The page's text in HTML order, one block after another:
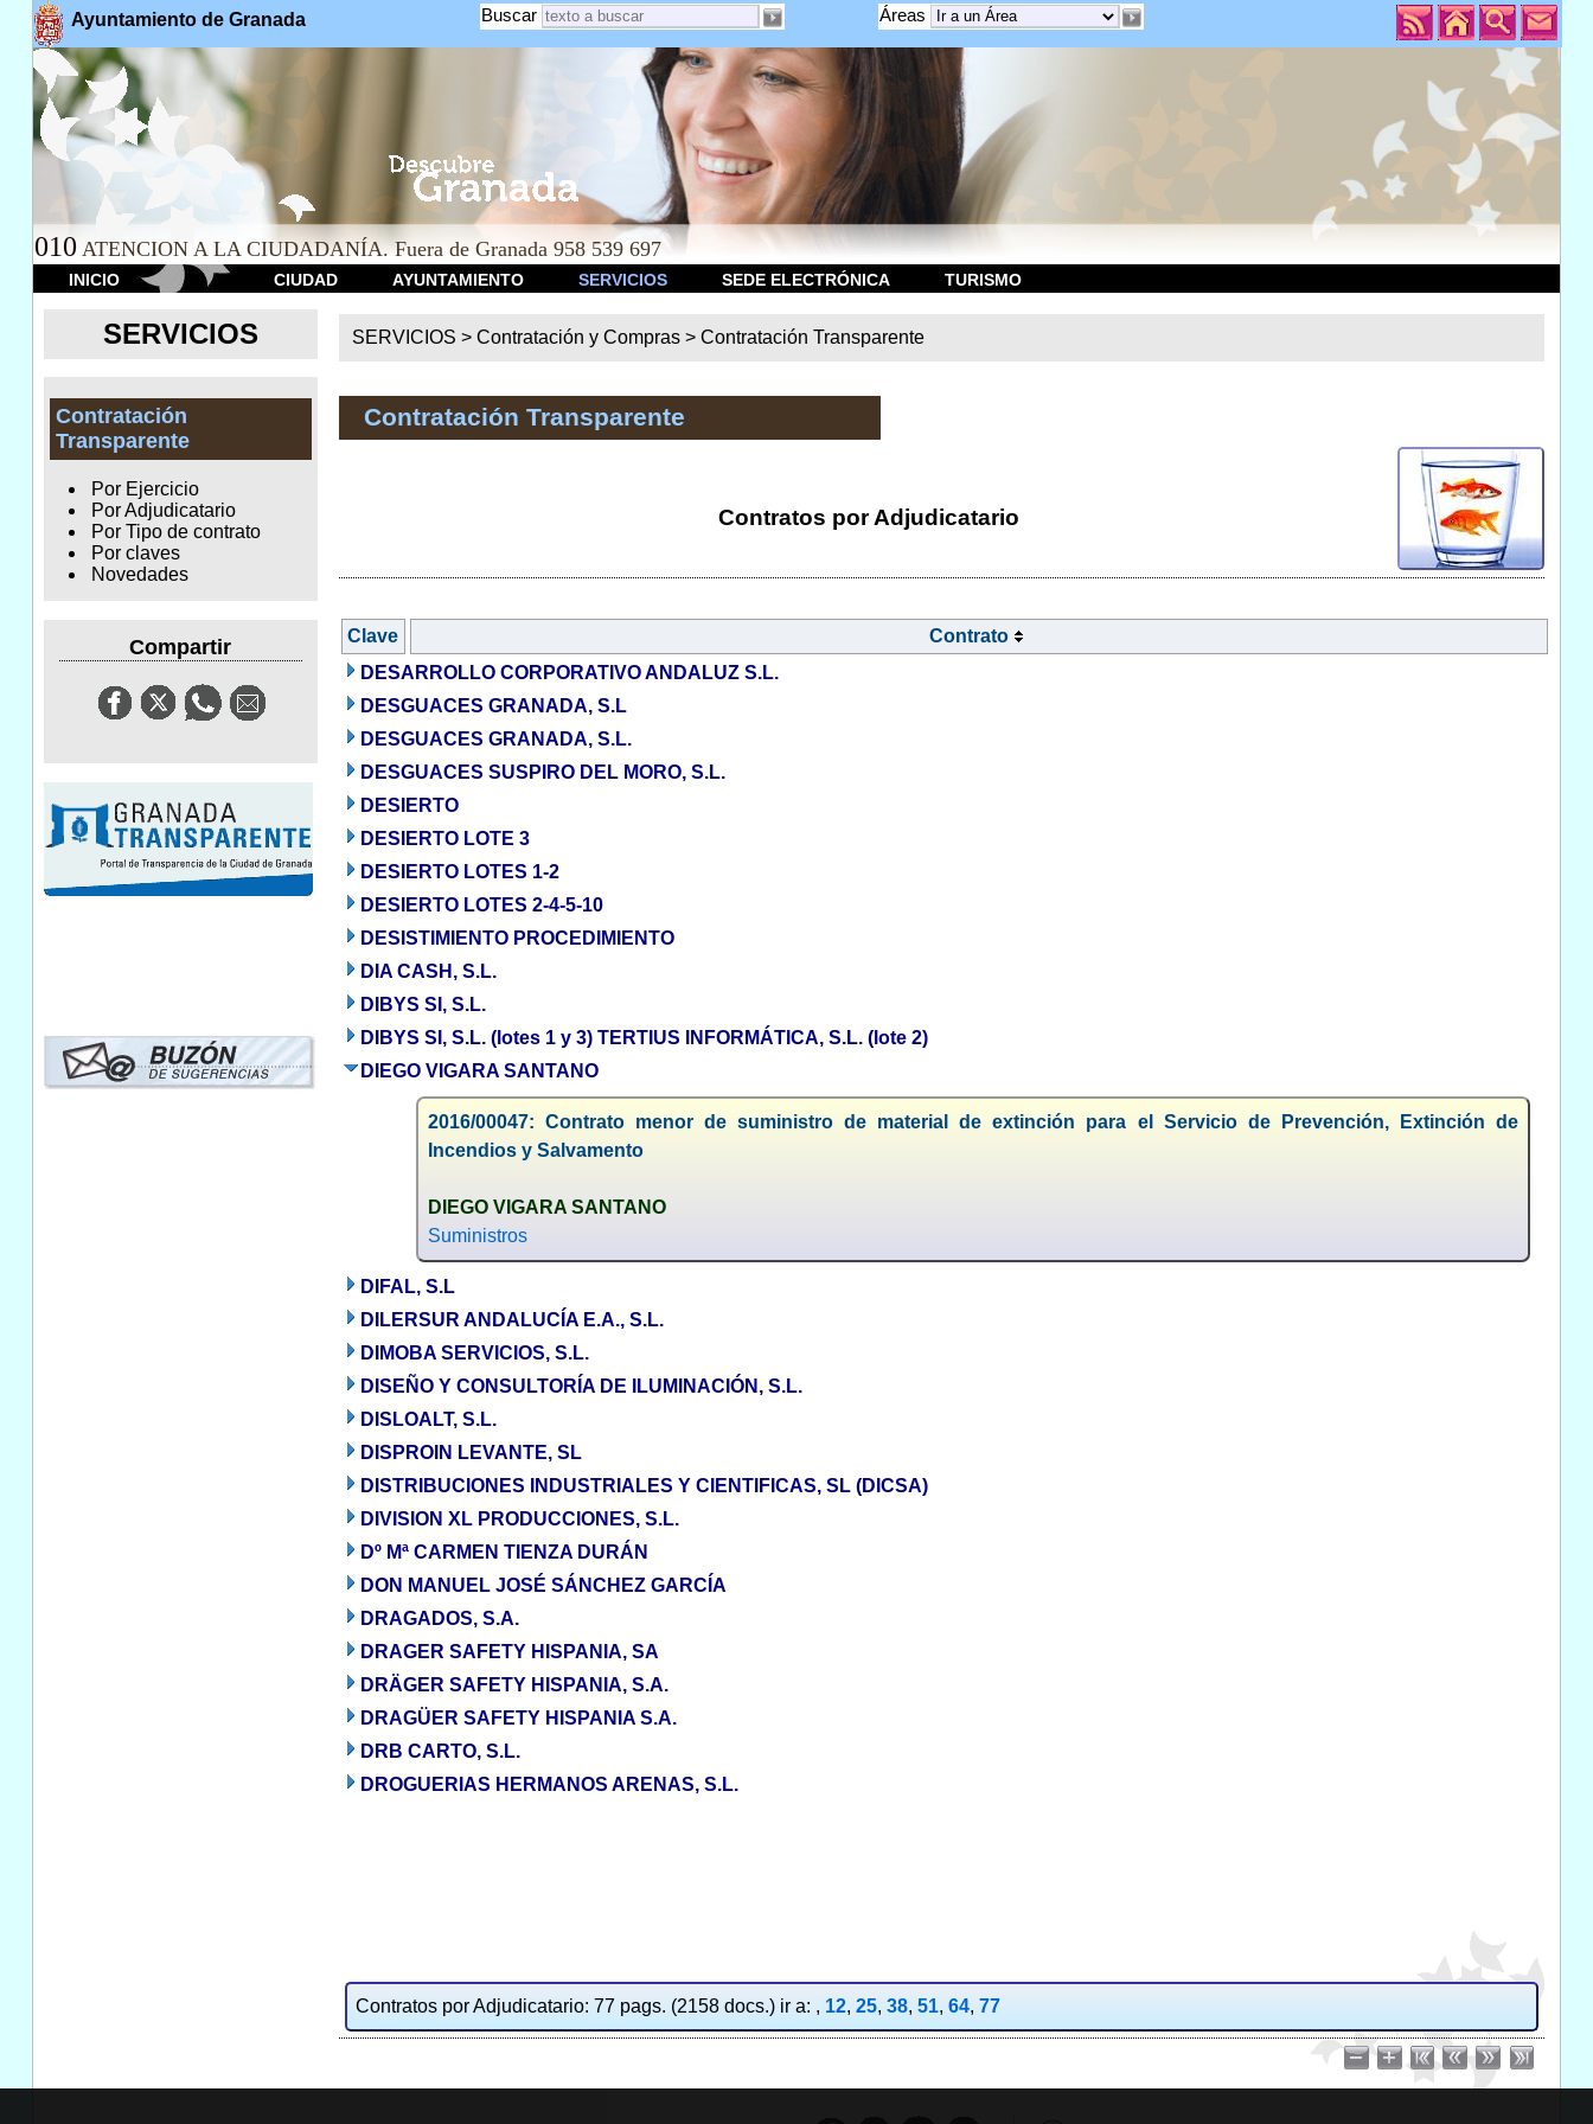
Ayuntamiento de Granada Áreas
Buscar
010 ATENCION A LA CIUDADANÍA. Fuera de Granada 958 539 697
INICIO CIUDAD AYUNTAMIENTO SERVICIOS SEDE ELECTRÓNICA TURISMO
SERVICIOS
Contratación
Transparente
Por Ejercicio
Por Adjudicatario
Por Tipo de contrato
Por claves
Novedades
Compartir
SERVICIOS >Contratación y Compras >Contratación Transparente
Contratación Transparente
Contratos por Adjudicatario
Clave
Contrato
DESARROLLO CORPORATIVO ANDALUZ S.L.
DESGUACES GRANADA, S.L
DESGUACES GRANADA, S.L.
DESGUACES SUSPIRO DEL MORO, S.L.
DESIERTO
DESIERTO LOTE 3
DESIERTO LOTES 1-2
DESIERTO LOTES 2-4-5-10
DESISTIMIENTO PROCEDIMIENTO
DIA CASH, S.L.
DIBYS SI, S.L.
DIBYS SI, S.L. (lotes 1 y 3) TERTIUS INFORMÁTICA, S.L. (lote 2)
DIEGO VIGARA SANTANO
2016/00047: Contrato menor de suministro de material de extinción para el Servicio de Prevención, Extinción de
Incendios y Salvamento
DIEGO VIGARA SANTANO
Suministros
DIFAL, S.L
DILERSUR ANDALUCÍA E.A., S.L.
DIMOBA SERVICIOS, S.L.
DISEÑO Y CONSULTORÍA DE ILUMINACIÓN, S.L.
DISLOALT, S.L.
DISPROIN LEVANTE, SL
DISTRIBUCIONES INDUSTRIALES Y CIENTIFICAS, SL (DICSA)
DIVISION XL PRODUCCIONES, S.L.
Dº Mª CARMEN TIENZA DURÁN
DON MANUEL JOSÉ SÁNCHEZ GARCÍA
DRAGADOS, S.A.
DRAGER SAFETY HISPANIA, SA
DRÄGER SAFETY HISPANIA, S.A.
DRAGÜER SAFETY HISPANIA S.A.
DRB CARTO, S.L.
DROGUERIAS HERMANOS ARENAS, S.L.
Contratos por Adjudicatario: 77 pags. (2158 docs.) ir a: , 12, 25, 38, 51, 64, 77